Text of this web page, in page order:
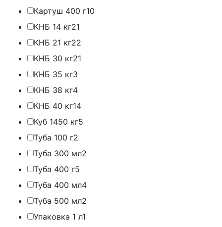
Картуш 400 г10
КНБ 14 кг21
КНБ 21 кг22
КНБ 30 кг21
КНБ 35 кг3
КНБ 38 кг4
КНБ 40 кг14
Куб 1450 кг5
Туба 100 г2
Туба 300 мл2
Туба 400 г5
Туба 400 мл4
Туба 500 мл2
Упаковка 1 л1